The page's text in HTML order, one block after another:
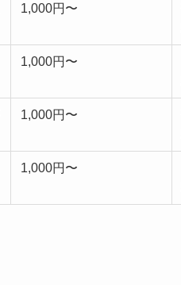
1,000円〜
1,000円〜
1,000円〜
1,000円〜